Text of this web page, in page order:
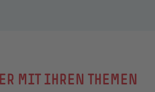
MIT IHREN THEMEN